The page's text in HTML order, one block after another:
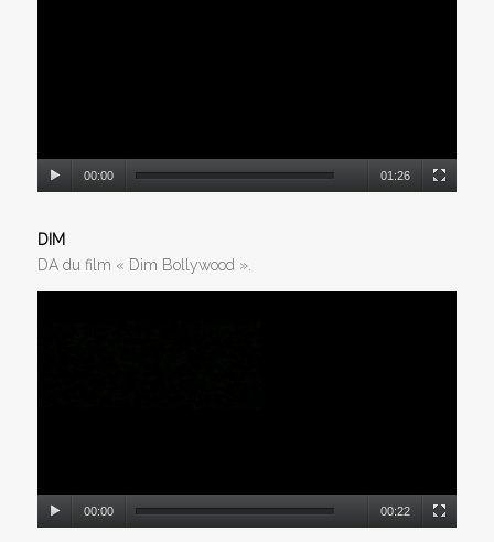
00:00 01:26
DIM
DA du film « Dim Bollywood ».
00:00 00:22